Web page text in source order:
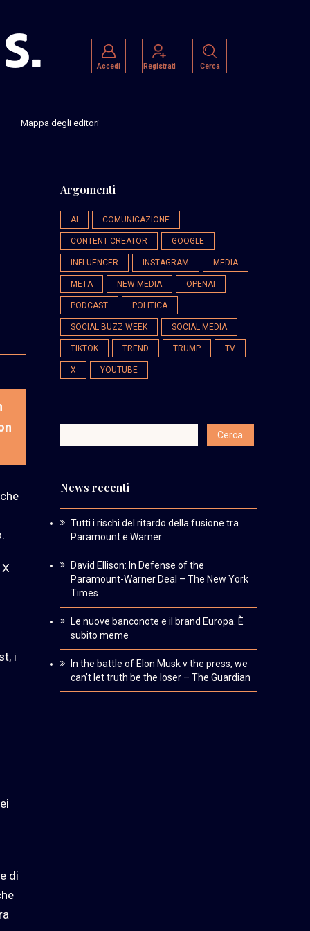
Accedi Registrati Cerca
Mappa degli editori
i
di
Argomenti
AI COMUNICAZIONE
CONTENT CREATOR GOOGLE
INFLUENCER INSTAGRAM MEDIA
META NEW MEDIA OPENAI
PODCAST POLITICA
SOCIAL BUZZ WEEK SOCIAL MEDIA
TIKTOK TREND TRUMP TV
X YOUTUBE
News recenti
Tutti i rischi del ritardo della fusione tra
Paramount e Warner
David Ellison: In Defense of the
Paramount-Warner Deal – The New York
Times
Le nuove banconote e il brand Europa. È
subito meme
In the battle of Elon Musk v the press, we
can’t let truth be the loser – The Guardian